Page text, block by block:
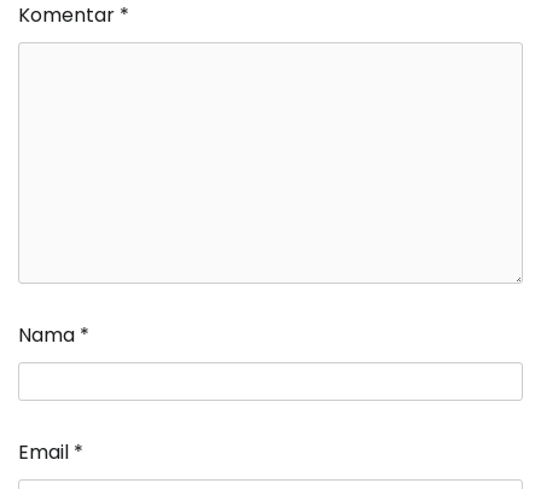
Komentar *
Nama *
Email *